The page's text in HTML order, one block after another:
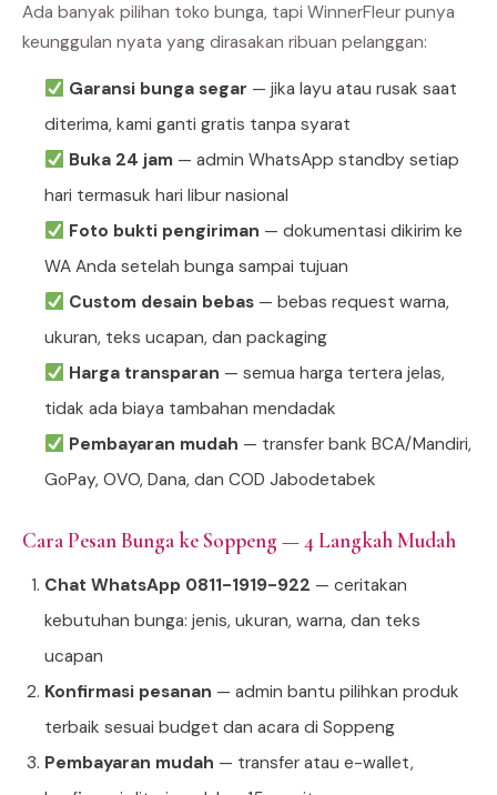
Ada banyak pilihan toko bunga, tapi WinnerFleur punya
keunggulan nyata yang dirasakan ribuan pelanggan:
Garansi bunga segar — jika layu atau rusak saat
diterima, kami ganti gratis tanpa syarat
Buka 24 jam— admin WhatsApp standby setiap
hari termasuk hari libur nasional
Foto bukti pengiriman — dokumentasi dikirim ke
WA Anda setelah bunga sampai tujuan
Custom desain bebas— bebas request warna,
ukuran, teks ucapan, dan packaging
Harga transparan — semua harga tertera jelas,
tidak ada biaya tambahan mendadak
Pembayaran mudah — transfer bank BCA/Mandiri,
GoPay, OVO, Dana, dan COD Jabodetabek
Cara Pesan Bunga ke Soppeng — 4 Langkah Mudah
Chat WhatsApp 0811-1919-922 — ceritakan
kebutuhan bunga: jenis, ukuran, warna, dan teks
ucapan
Konfirmasi pesanan — admin bantu pilihkan produk
terbaik sesuai budget dan acara di Soppeng
Pembayaran mudah — transfer atau e-wallet,